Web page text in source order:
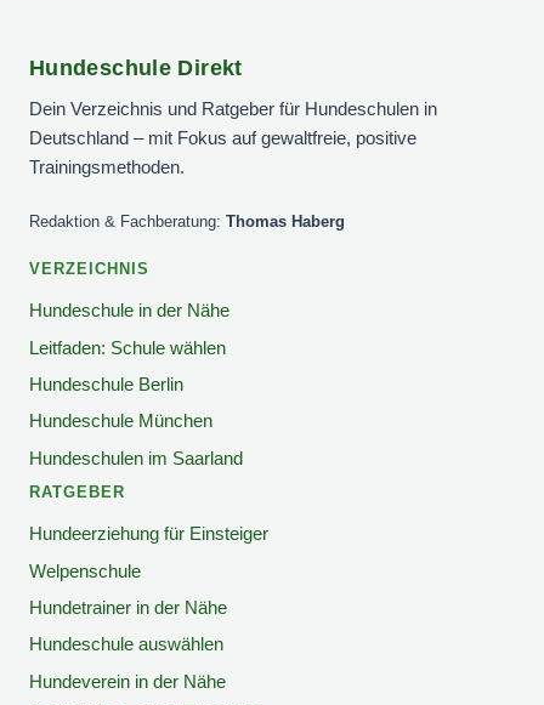
Hundeschule Direkt
Dein Verzeichnis und Ratgeber für Hundeschulen in
Deutschland – mit Fokus auf gewaltfreie, positive
Trainingsmethoden.
Redaktion & Fachberatung: Thomas Haberg
VERZEICHNIS
Hundeschule in der Nähe
Leitfaden: Schule wählen
Hundeschule Berlin
Hundeschule München
Hundeschulen im Saarland
RATGEBER
Hundeerziehung für Einsteiger
Welpenschule
Hundetrainer in der Nähe
Hundeschule auswählen
Hundeverein in der Nähe